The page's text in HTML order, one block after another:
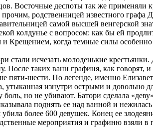
Восточные деспоты так же применяли
родственницей известного графа
самой высшей венгерской
колдунье с вопросом: как бы ей
Крещением, когда темные силы
стали исчезать молоденькие
После таких ванн графиня, как говорят,
пяти-шести. По легенде, именно
утыканная изнутри острыми и
боль, но не убивают. Батори сделала
поднять ее над ванной и
убила более 600 девушек. Конец ее
мероприятия и графиню взяли